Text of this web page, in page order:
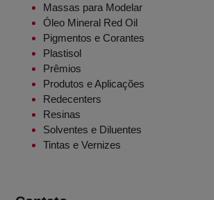
Massas para Modelar
Óleo Mineral Red Oil
Pigmentos e Corantes
Plastisol
Prêmios
Produtos e Aplicações
Redecenters
Resinas
Solventes e Diluentes
Tintas e Vernizes